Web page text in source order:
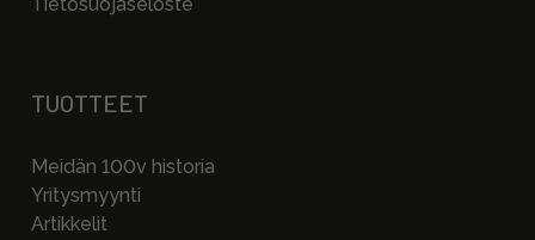
TUOTTEET
Meidän 100v historia
Yritysmyynti
Artikkelit